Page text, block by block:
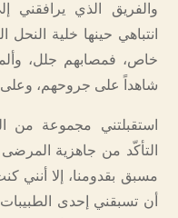
والفريق الذي يرافقني
انتباهي حينها خلية
خاص، فمصابهم جلل،
شاهداً على جروحهم، وعلى
استقبلتني مجموعة من
التأكّد من جاهزية
مسبق بقدومنا، إلا أنني
أن تسبقني إحدى